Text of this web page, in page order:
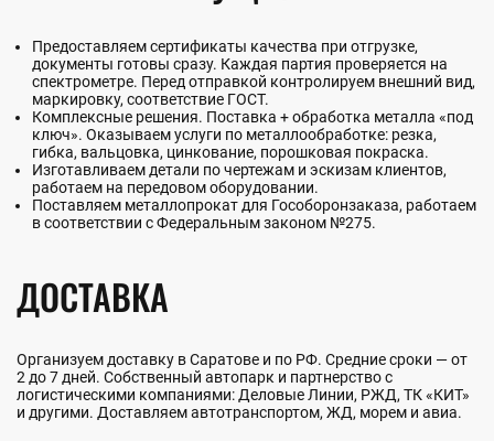
Предоставляем сертификаты качества при отгрузке,
документы готовы сразу. Каждая партия проверяется на
спектрометре. Перед отправкой контролируем внешний вид,
маркировку, соответствие ГОСТ.
Комплексные решения. Поставка + обработка металла «под
ключ». Оказываем услуги по металлообработке: резка,
гибка, вальцовка, цинкование, порошковая покраска.
Изготавливаем детали по чертежам и эскизам клиентов,
работаем на передовом оборудовании.
Поставляем металлопрокат для Гособоронзаказа, работаем
в соответствии с Федеральным законом №275.
ДОСТАВКА
Организуем доставку в Саратове и по РФ. Средние сроки — от
2 до 7 дней. Собственный автопарк и партнерство с
логистическими компаниями: Деловые Линии, РЖД, ТК «КИТ»
и другими. Доставляем автотранспортом, ЖД, морем и авиа.